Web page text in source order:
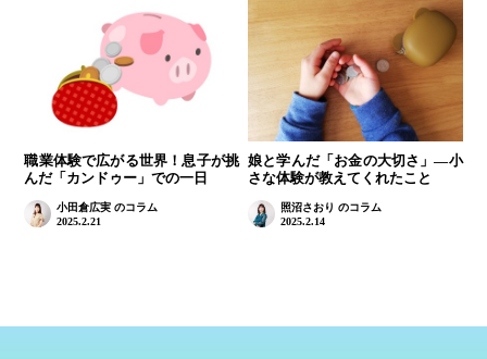
職業体験で広がる世界！息子が挑
んだ「カンドゥー」での一日
小田倉広実 のコラム
2025.2.21
娘と学んだ「お金の大切さ」—小
さな体験が教えてくれたこと
照沼さおり のコラム
2025.2.14